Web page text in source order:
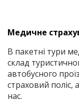
Медичне
В пакетні тури
склад
автобусного
страховий
нас.